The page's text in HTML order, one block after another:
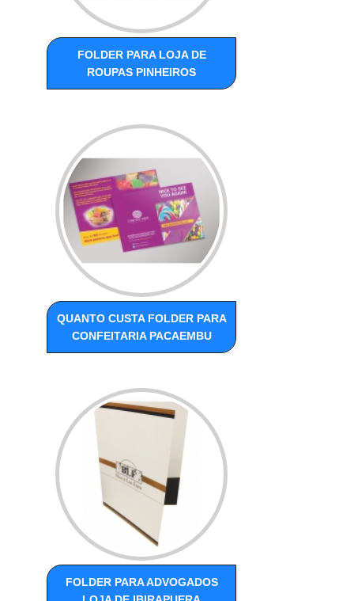
FOLDER PARA LOJA DE
ROUPAS PINHEIROS
QUANTO CUSTA FOLDER PARA
CONFEITARIA PACAEMBU
FOLDER PARA ADVOGADOS